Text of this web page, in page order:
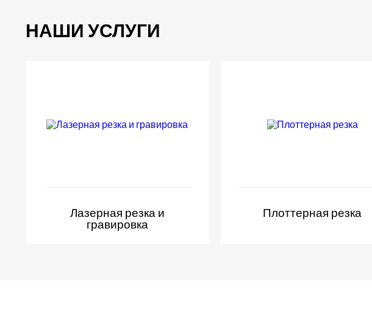
НАШИ УСЛУГИ
Лазерная резка и
гравировка
Плоттерная резка